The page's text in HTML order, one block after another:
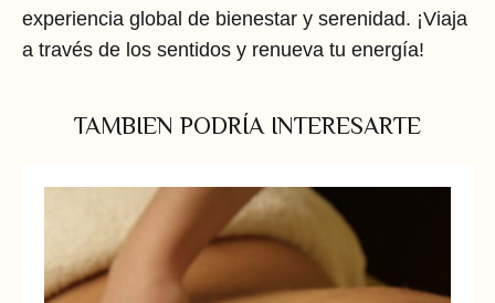
experiencia global de bienestar y serenidad. ¡Viaja
a través de los sentidos y renueva tu energía!
TAMBIEN PODRÍA INTERESARTE